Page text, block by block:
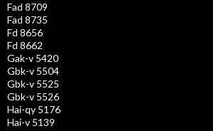
Fad 8709
Fad 8735
Fd 8656
Fd 8662
Gak-v 5420
Gbk-v 5504
Gbk-v 5525
Gbk-v 5526
Hai-qy 5176
Hai-v 5139